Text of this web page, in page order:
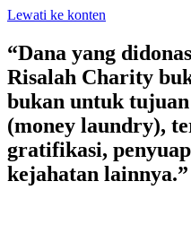
Lewati ke konten
“Dana yang
Risalah Charity
bukan untuk
(money laundry),
gratifikasi,
kejahatan lainnya.”